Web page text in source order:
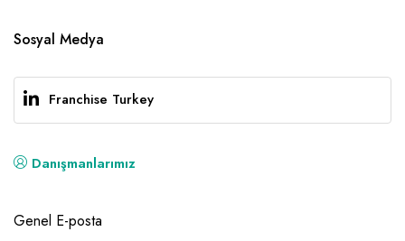
Sosyal Medya
Franchise Turkey
Danışmanlarımız
Genel E-posta